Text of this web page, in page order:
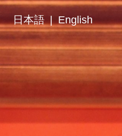
日本語 | English